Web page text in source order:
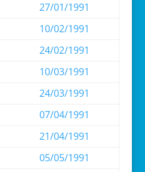
27/01/1991
10/02/1991
24/02/1991
10/03/1991
24/03/1991
07/04/1991
21/04/1991
05/05/1991